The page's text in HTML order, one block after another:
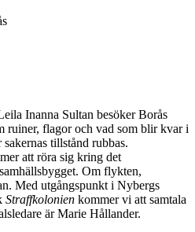
Inanna Sultan besöker Borås
ruiner, flagor och vad som blir kvar i
tillstånd rubbas.
att röra sig kring det
Om flykten,
Med utgångspunkt i Nybergs
Straffkolonien kommer vi att samtala
är Marie Hållander.